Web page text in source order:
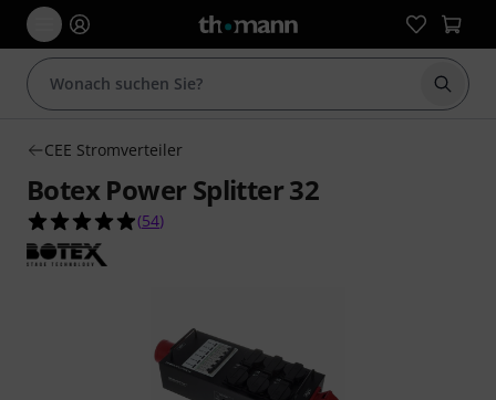
Suche
CEE Stromverteiler
Botex Power Splitter 32
4.9 von 5 Sternen aus 54 Kundenbewertungen
(54)